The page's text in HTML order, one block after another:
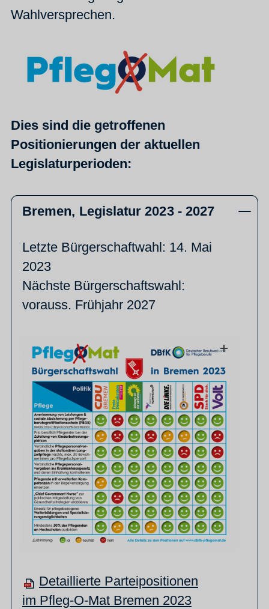
Wahlversprechen.
Dies sind die getroffenen
Positionierungen der aktuellen
Legislaturperioden:
Bremen, Legislatur 2023 - 2027
Letzte Bürgerschaftwahl: 14. Mai
2023
Nächste Bürgerschaftswahl:
vorauss. Frühjahr 2027
Detaillierte Parteipositionen
im Pfleg-O-Mat Bremen 2023